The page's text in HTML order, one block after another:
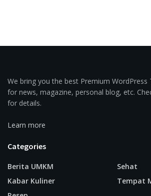
We bring you the best Premium
for news, magazine, personal blog, etc.
for details.
Learn more
Categories
Berita UMKM
Kabar Kuliner
Sehat
Tempat